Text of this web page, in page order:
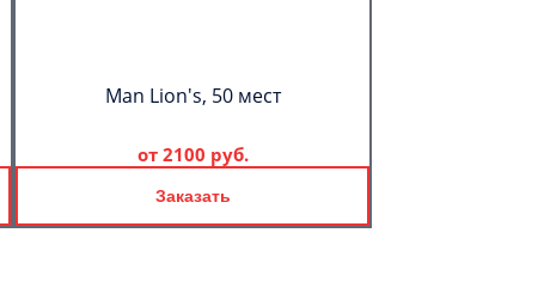
Man Lion's, 50 мест
от 2100 руб.
Заказать